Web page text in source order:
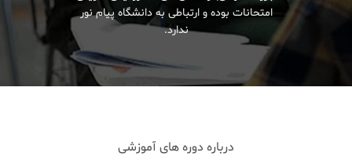
امتحانات بوده و ارتباطی به دانشگاه پیام نور
ندارد.
درباره دوره های آموزشی